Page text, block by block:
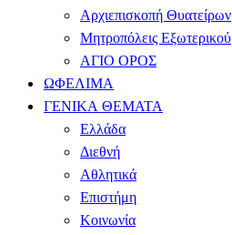
Αρχιεπισκοπή Θυατείρων
Μητροπόλεις Εξωτερικού
ΑΓΙΟ ΟΡΟΣ
ΩΦΕΛΙΜΑ
ΓΕΝΙΚΑ ΘΕΜΑΤΑ
Ελλάδα
Διεθνή
Αθλητικά
Επιστήμη
Κοινωνία